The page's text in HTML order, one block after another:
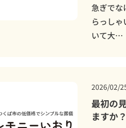
急ぎで
らっし
いて大…
2026/02/
最初の
ますか？